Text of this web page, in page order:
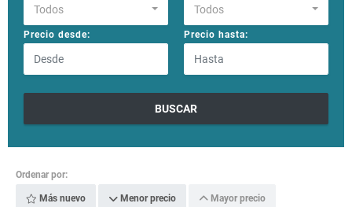
Todos Todos
Precio desde: Precio hasta:
BUSCAR
Ordenar por:
Más nuevo Menor precio Mayor precio